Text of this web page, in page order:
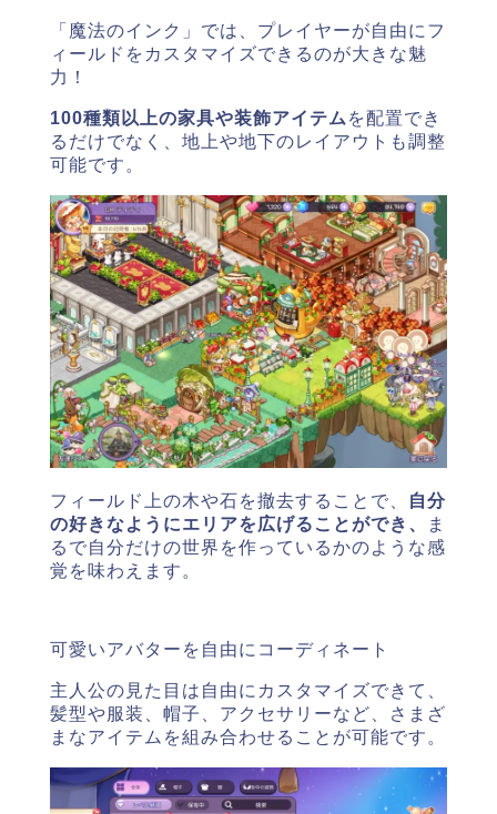
「魔法のインク」では、プレイヤーが自由にフ
ィールドをカスタマイズできるのが大きな魅
力！
100種類以上の家具や装飾アイテム を配置でき
るだけでなく、 地上や地下のレイアウトも調整
可能です。
フィールド上の木や石を撤去することで、
自分
の好きなようにエリアを広げることができ、
ま
るで自分だけの世界を作っているかのような感
覚を味わえます。
可愛いアバターを自由にコーディネート
主人公の見た目は自由にカスタマイズできて、
髪型や服装、帽子、アクセサリーなど、さまざ
まなアイテムを組み合わせることが可能です。